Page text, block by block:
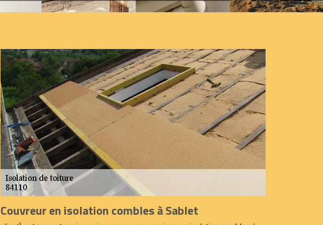
Couvreur en isolation combles à Sablet